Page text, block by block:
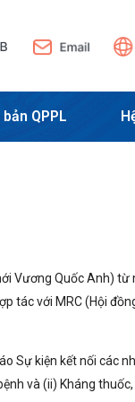
QPPL
Vương Quốc Anh) từ
tác với MRC (Hội
Sự kiện kết nối các
và (ii) Kháng thuốc,